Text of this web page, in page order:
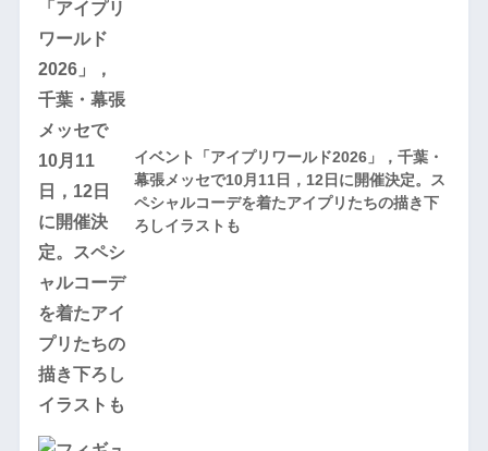
イベント「アイプリワールド2026」，千葉・
幕張メッセで10月11日，12日に開催決定。ス
ペシャルコーデを着たアイプリたちの描き下
ろしイラストも